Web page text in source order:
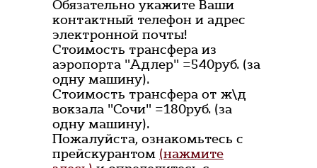
Обязательно укажите Ваши
контактный телефон и адрес
электронной почты!
Стоимость трансфера из
аэропорта "Адлер" =540руб. (за
одну машину).
Стоимость трансфера от ж\д
вокзала "Сочи" =180руб. (за
одну машину).
Пожалуйста, ознакомьтесь с
прейскурантом (нажмите